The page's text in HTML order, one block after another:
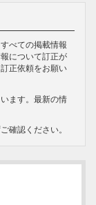
べての掲載情報
について訂正が
訂正依頼をお願い
ます。最新の情
確認ください。